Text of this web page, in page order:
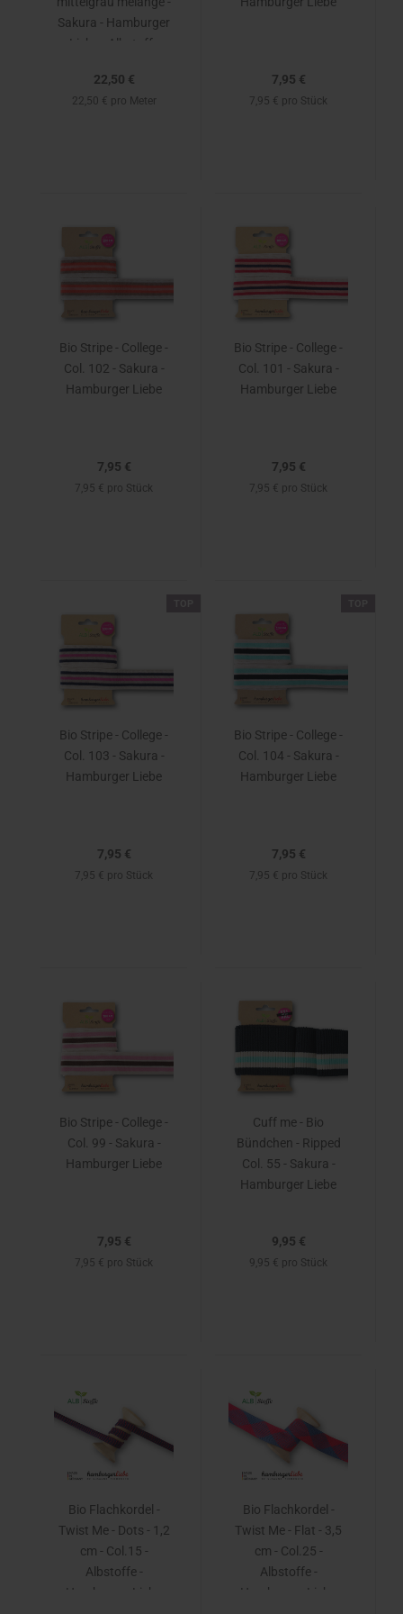
Sakura - Hamburger
Liebe - Albstoffe
22,50 €
22,50 € pro Meter
7,95 €
7,95 € pro Stück
Bio Stripe - College -
Col. 102 - Sakura -
Hamburger Liebe
7,95 €
7,95 € pro Stück
Bio Stripe - College -
Col. 101 - Sakura -
Hamburger Liebe
7,95 €
7,95 € pro Stück
Bio Stripe - College -
Col. 103 - Sakura -
Hamburger Liebe
7,95 €
7,95 € pro Stück
Bio Stripe - College -
Col. 104 - Sakura -
Hamburger Liebe
7,95 €
7,95 € pro Stück
Bio Stripe - College -
Col. 99 - Sakura -
Hamburger Liebe
7,95 €
7,95 € pro Stück
Cuff me - Bio
Bündchen - Ripped
Col. 55 - Sakura -
Hamburger Liebe
9,95 €
9,95 € pro Stück
Bio Flachkordel -
Twist Me - Dots - 1,2
cm - Col.15 -
Albstoffe -
Hamburger Liebe
Bio Flachkordel -
Twist Me - Flat - 3,5
cm - Col.25 -
Albstoffe -
Hamburger Liebe